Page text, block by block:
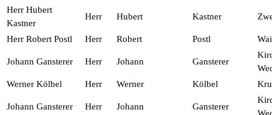
Herr Hubert
Kastner
Herr Hubert Kastner
Herr Robert Postl Herr Robert Postl
Johann Gansterer Herr Johann Gansterer
Werner Kölbel
Herr Werner Kölbel
Johann Gansterer Herr Johann Gansterer